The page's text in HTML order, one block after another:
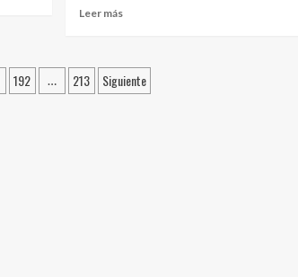
Leer más
amplían
mandato
192 … 213 Siguiente